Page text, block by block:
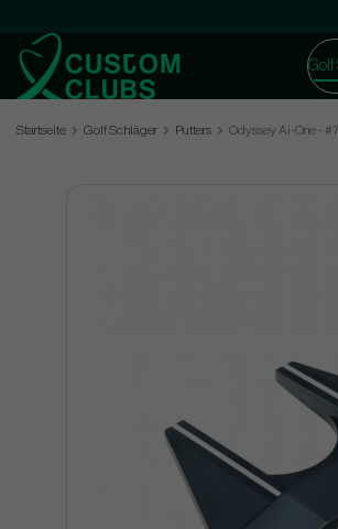
Golf
Startseite Golf Schläger Putters Odyssey Ai-One -